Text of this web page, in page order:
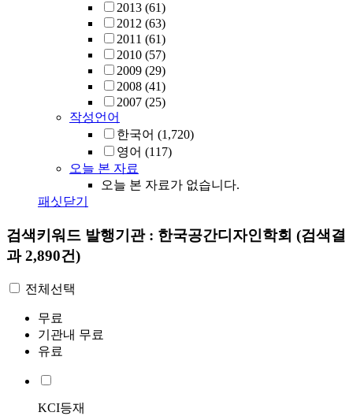
2013 (61)
2012 (63)
2011 (61)
2010 (57)
2009 (29)
2008 (41)
2007 (25)
작성언어
한국어 (1,720)
영어 (117)
오늘 본 자료
오늘 본 자료가 없습니다.
패싯닫기
검색키워드 발행기관 : 한국공간디자인학회 (검색결
과 2,890건)
전체선택
무료
기관내 무료
유료
KCI등재